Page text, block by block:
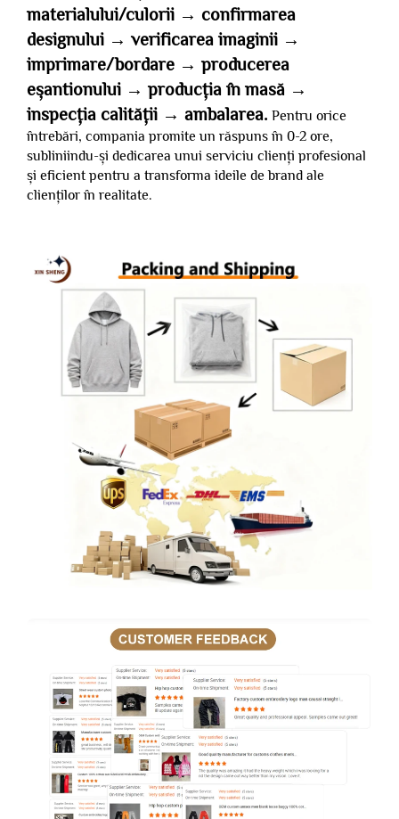
materialului/culorii → confirmarea
designului → verificarea imaginii →
imprimare/bordare → producerea
eșantionului → producția în masă →
inspecția calității → ambalarea. Pentru orice
întrebări, compania promite un răspuns în 0-2 ore,
subliniindu-și dedicarea unui serviciu clienți profesional
și eficient pentru a transforma ideile de brand ale
clienților în realitate.